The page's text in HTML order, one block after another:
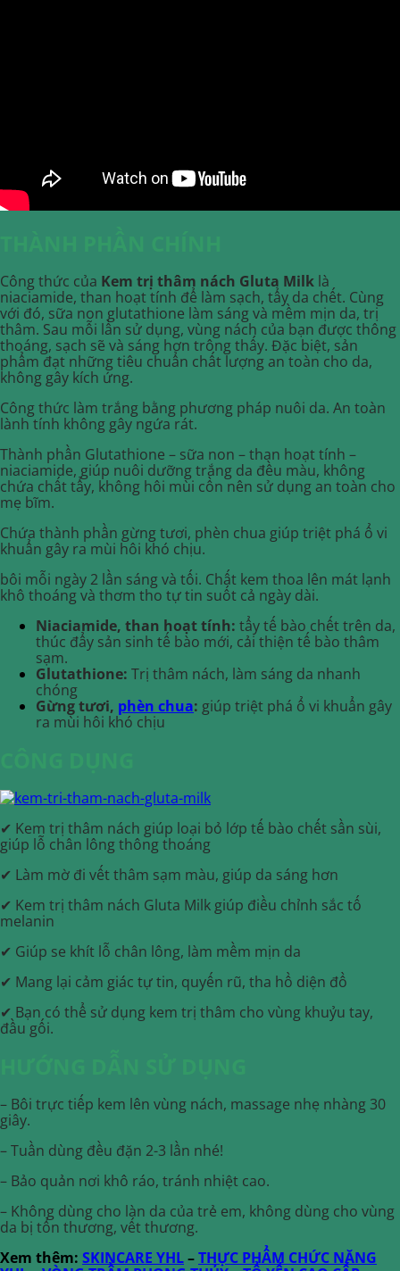
Công thức của Kem trị thâm nách Gluta Milk là
niaciamide, than hoạt tính để làm sạch, tẩy da chết. Cùng
với đó, sữa non glutathione làm sáng và mềm mịn da, trị
thâm. Sau mỗi lần sử dụng, vùng nách của bạn được thông
thoáng, sạch sẽ và sáng hơn trông thấy. Đặc biệt, sản
phẩm đạt những tiêu chuẩn chất lượng an toàn cho da,
không gây kích ứng.
Công thức làm trắng bằng phương pháp nuôi da. An toàn
lành tính không gây ngứa rát.
Thành phần Glutathione – sữa non – than hoạt tính –
niaciamide, giúp nuôi dưỡng trắng da đều màu, không
chứa chất tẩy, không hôi mùi cồn nên sử dụng an toàn cho
mẹ bĩm.
Chứa thành phần gừng tươi, phèn chua giúp triệt phá ổ vi
khuẩn gây ra mùi hôi khó chịu.
bôi mỗi ngày 2 lần sáng và tối. Chất kem thoa lên mát lạnh
khô thoáng và thơm tho tự tin suốt cả ngày dài.
Niaciamide, than hoạt tính: tẩy tế bào chết trên da,
thúc đẩy sản sinh tế bào mới, cải thiện tế bào thâm
sạm.
Glutathione: Trị thâm nách, làm sáng da nhanh
chóng
Gừng tươi, phèn chua: giúp triệt phá ổ vi khuẩn gây
ra mùi hôi khó chịu
✔ Kem trị thâm nách giúp loại bỏ lớp tế bào chết sần sùi,
giúp lỗ chân lông thông thoáng
✔ Làm mờ đi vết thâm sạm màu, giúp da sáng hơn
✔ Kem trị thâm nách Gluta Milk giúp điều chỉnh sắc tố
melanin
✔ Giúp se khít lỗ chân lông, làm mềm mịn da
✔ Mang lại cảm giác tự tin, quyến rũ, tha hồ diện đồ
✔ Bạn có thể sử dụng kem trị thâm cho vùng khuỷu tay,
đầu gối.
– Bôi trực tiếp kem lên vùng nách, massage nhẹ nhàng 30
giây.
– Tuần dùng đều đặn 2-3 lần nhé!
– Bảo quản nơi khô ráo, tránh nhiệt cao.
– Không dùng cho làn da của trẻ em, không dùng cho vùng
da bị tổn thương, vết thương.
Xem thêm: SKINCARE YHL–THỰC PHẨM CHỨC NĂNG